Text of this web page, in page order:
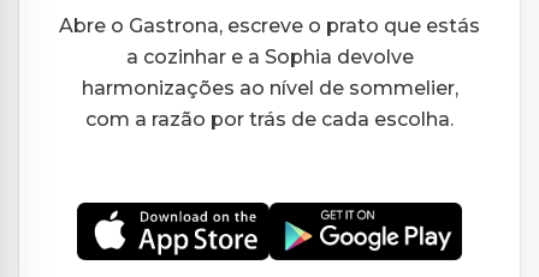
Abre o Gastrona, escreve o prato que estás
a cozinhar e a Sophia devolve
harmonizações ao nível de sommelier,
com a razão por trás de cada escolha.